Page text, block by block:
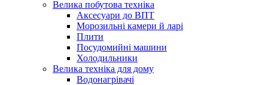
Велика побутова техніка
Аксесуари до ВПТ
Морозильні камери й ларі
Плити
Посудомийні машини
Холодильники
Велика техніка для дому
Водонагрівачі